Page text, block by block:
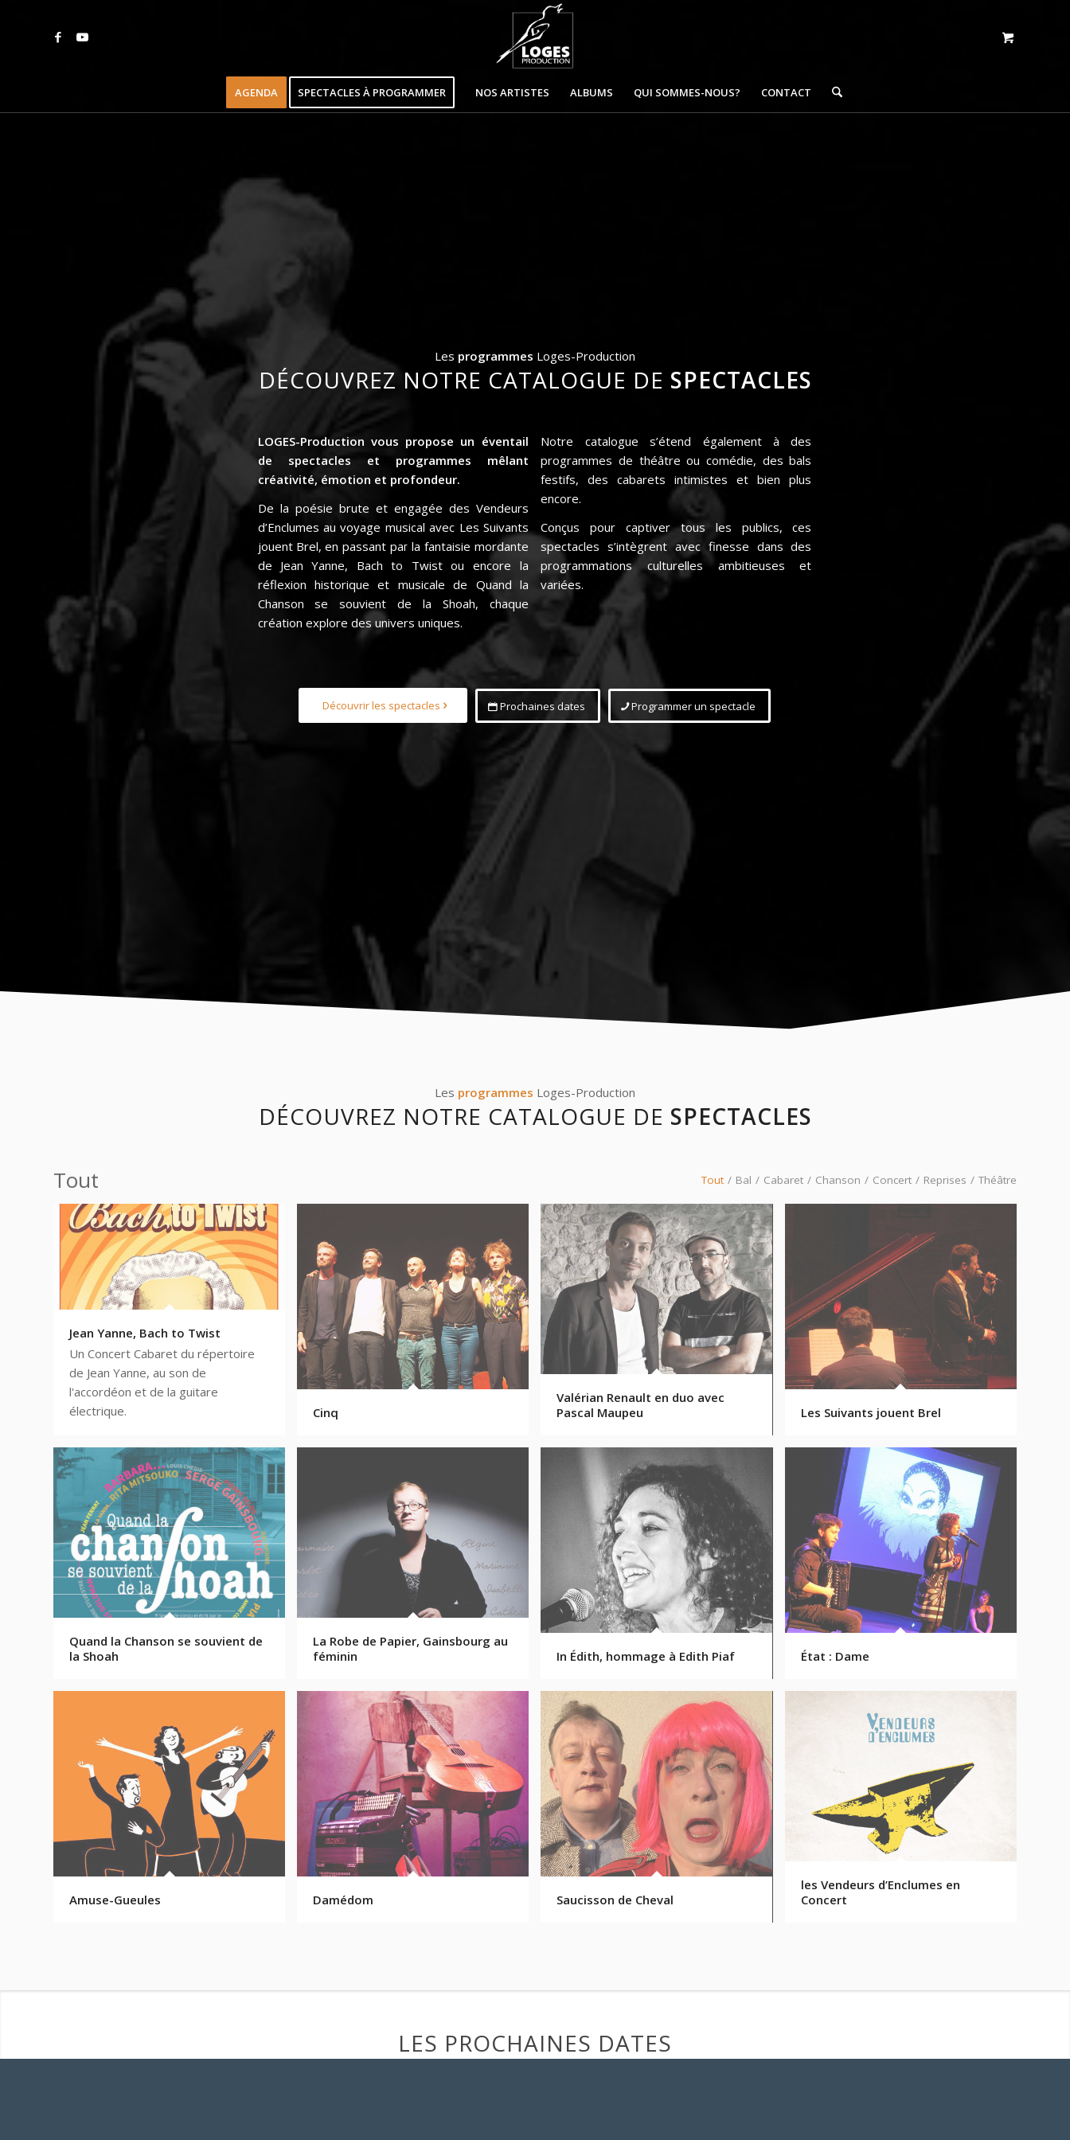
AGENDA SPECTACLES À PROGRAMMER NOS ARTISTES ALBUMS QUI SOMMES-NOUS? CONTACT
Les programmes Loges-Production
DÉCOUVREZ NOTRE CATALOGUE DE SPECTACLES
LOGES-Production vous propose un éventail
de spectacles et programmes mêlant
créativité, émotion et profondeur.
De la poésie brute et engagée des Vendeurs
d’Enclumes au voyage musical avec Les Suivants
jouent Brel, en passant par la fantaisie mordante
de Jean Yanne, Bach to Twistou encore la
réflexion historique et musicale de Quand la
Chanson se souvient de la Shoah, chaque
création explore des univers uniques.
Notre catalogue s’étend également à des
programmes de théâtre ou comédie, des bals
festifs, des cabarets intimistes et bien plus
encore.
Conçus pour captiver tous les publics, ces
spectacles s’intègrent avec finesse dans des
programmations culturelles ambitieuses et
variées.
Découvrir les spectacles Prochaines dates Programmer un spectacle
Les programmes Loges-Production
DÉCOUVREZ NOTRE CATALOGUE DE SPECTACLES
Tout Tout / Bal / Cabaret / Chanson / Concert / Reprises / Théâtre
Jean Yanne, Bach to Twist
Un Concert Cabaret du répertoire
de Jean Yanne, au son de
l'accordéon et de la guitare
électrique.
Cinq
Valérian Renault en duo avec
Pascal Maupeu
Les Suivants jouent Brel
Quand la Chanson se souvient de
la Shoah
La Robe de Papier, Gainsbourg au
féminin
In Édith, hommage à Edith Piaf État : Dame
Amuse-Gueules Damédom Saucisson de Cheval
les Vendeurs d’Enclumes en
Concert
LES PROCHAINES DATES